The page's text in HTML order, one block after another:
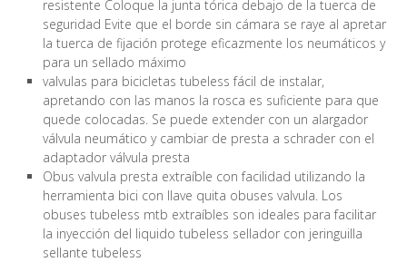
resistente Coloque la junta tórica debajo de la tuerca de
seguridad Evite que el borde sin cámara se raye al apretar
la tuerca de fijación protege eficazmente los neumáticos y
para un sellado máximo
valvulas para bicicletas tubeless fácil de instalar,
apretando con las manos la rosca es suficiente para que
quede colocadas. Se puede extender con un alargador
válvula neumático y cambiar de presta a schrader con el
adaptador válvula presta
Obus valvula presta extraíble con facilidad utilizando la
herramienta bici con llave quita obuses valvula. Los
obuses tubeless mtb extraíbles son ideales para facilitar
la inyección del liquido tubeless sellador con jeringuilla
sellante tubeless